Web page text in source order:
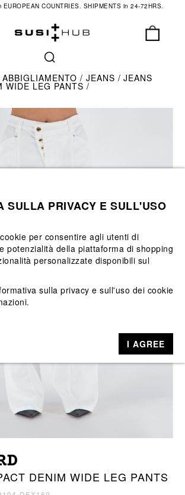
EUROPEAN COUNTRIES. SHIPMENTS in 24-72HRS.
ABBIGLIAMENTO JEANS JEANS
WIDE LEG PANTS
DENIM WIDE LEG PANTS
SULLA PRIVACY E SULL'USO
per consentire agli utenti di
potenzialità della piattaforma di shopping
personalizzate disponibili sul
sulla privacy e sull'uso dei cookie
I AGREE